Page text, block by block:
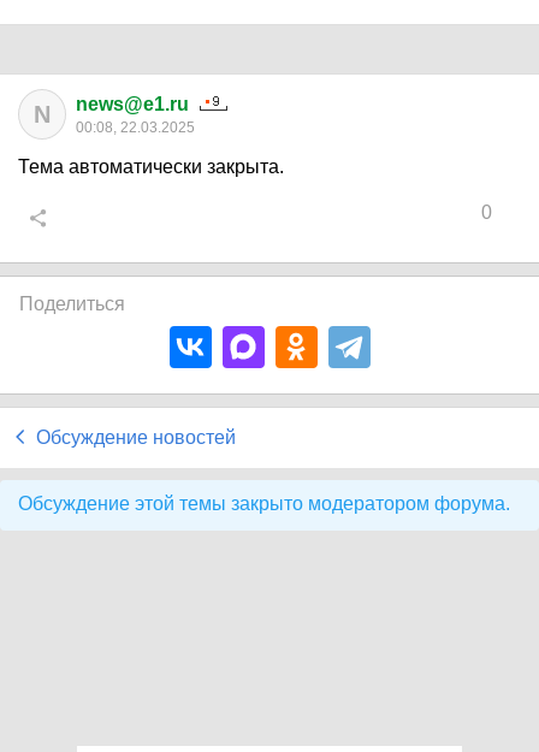
N news@e1.ru
00:08, 22.03.2025
Тема автоматически закрыта.
0
Поделиться
Обсуждение новостей
Обсуждение этой темы закрыто модератором форума.